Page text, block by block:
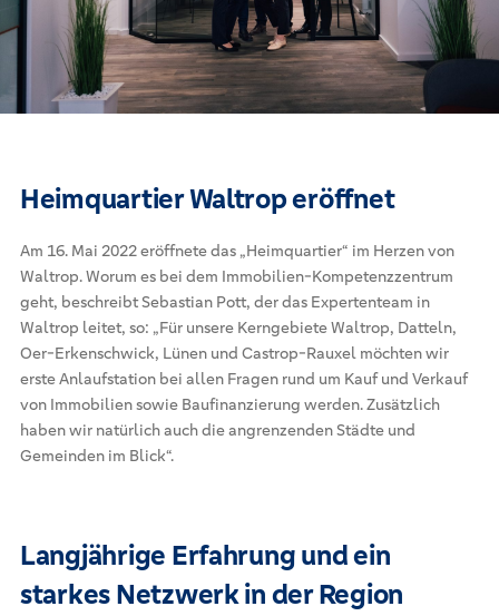
Heimquartier Waltrop eröffnet
Am 16. Mai 2022 eröffnete das „Heimquartier“ im Herzen von
Waltrop. Worum es bei dem Immobilien-Kompetenzzentrum
geht, beschreibt Sebastian Pott, der das Expertenteam in
Waltrop leitet, so: „Für unsere Kerngebiete Waltrop, Datteln,
Oer-Erkenschwick, Lünen und Castrop-Rauxel möchten wir
erste Anlaufstation bei allen Fragen rund um Kauf und Verkauf
von Immobilien sowie Baufinanzierung werden. Zusätzlich
haben wir natürlich auch die angrenzenden Städte und
Gemeinden im Blick“.
Langjährige Erfahrung und ein
starkes Netzwerk in der Region